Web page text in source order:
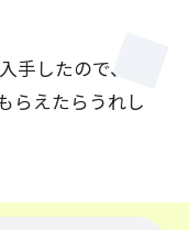
者の方も生徒さんも
配慮から、芸高ら
したいと理事長があ
手したので、
らえたらうれし